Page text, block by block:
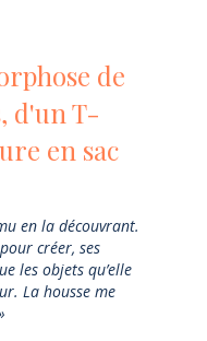
de
d'un T-
en sac
en la découvrant.
créer, ses
les objets qu’elle
La housse me